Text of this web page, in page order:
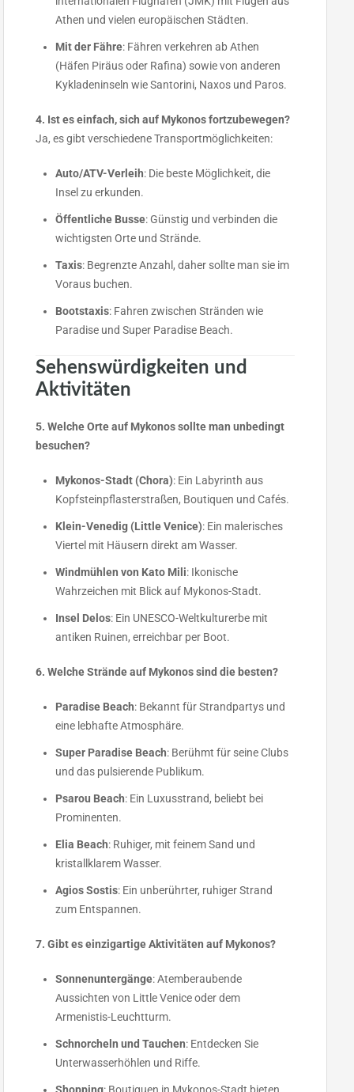
Athen und vielen europäischen Städten.
Mit der Fähre: Fähren verkehren ab Athen
(Häfen Piräus oder Rafina) sowie von anderen
Kykladeninseln wie Santorini, Naxos und Paros.
4. Ist es einfach, sich auf Mykonos fortzubewegen?
Ja, es gibt verschiedene Transportmöglichkeiten:
Auto/ATV-Verleih: Die beste Möglichkeit, die
Insel zu erkunden.
Öffentliche Busse: Günstig und verbinden die
wichtigsten Orte und Strände.
Taxis: Begrenzte Anzahl, daher sollte man sie im
Voraus buchen.
Bootstaxis: Fahren zwischen Stränden wie
Paradise und Super Paradise Beach.
Sehenswürdigkeiten und
Aktivitäten
5. Welche Orte auf Mykonos sollte man unbedingt
besuchen?
Mykonos-Stadt (Chora): Ein Labyrinth aus
Kopfsteinpflasterstraßen, Boutiquen und Cafés.
Klein-Venedig (Little Venice): Ein malerisches
Viertel mit Häusern direkt am Wasser.
Windmühlen von Kato Mili: Ikonische
Wahrzeichen mit Blick auf Mykonos-Stadt.
Insel Delos: Ein UNESCO-Weltkulturerbe mit
antiken Ruinen, erreichbar per Boot.
6. Welche Strände auf Mykonos sind die besten?
Paradise Beach: Bekannt für Strandpartys und
eine lebhafte Atmosphäre.
Super Paradise Beach: Berühmt für seine Clubs
und das pulsierende Publikum.
Psarou Beach: Ein Luxusstrand, beliebt bei
Prominenten.
Elia Beach: Ruhiger, mit feinem Sand und
kristallklarem Wasser.
Agios Sostis: Ein unberührter, ruhiger Strand
zum Entspannen.
7. Gibt es einzigartige Aktivitäten auf Mykonos?
Sonnenuntergänge: Atemberaubende
Aussichten von Little Venice oder dem
Armenistis-Leuchtturm.
Schnorcheln und Tauchen: Entdecken Sie
Unterwasserhöhlen und Riffe.